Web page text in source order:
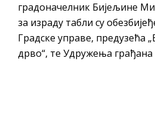
градоначелник Бијељине
за израду табли су
Градске управе, предузећа
дрво“, те Удружења грађана